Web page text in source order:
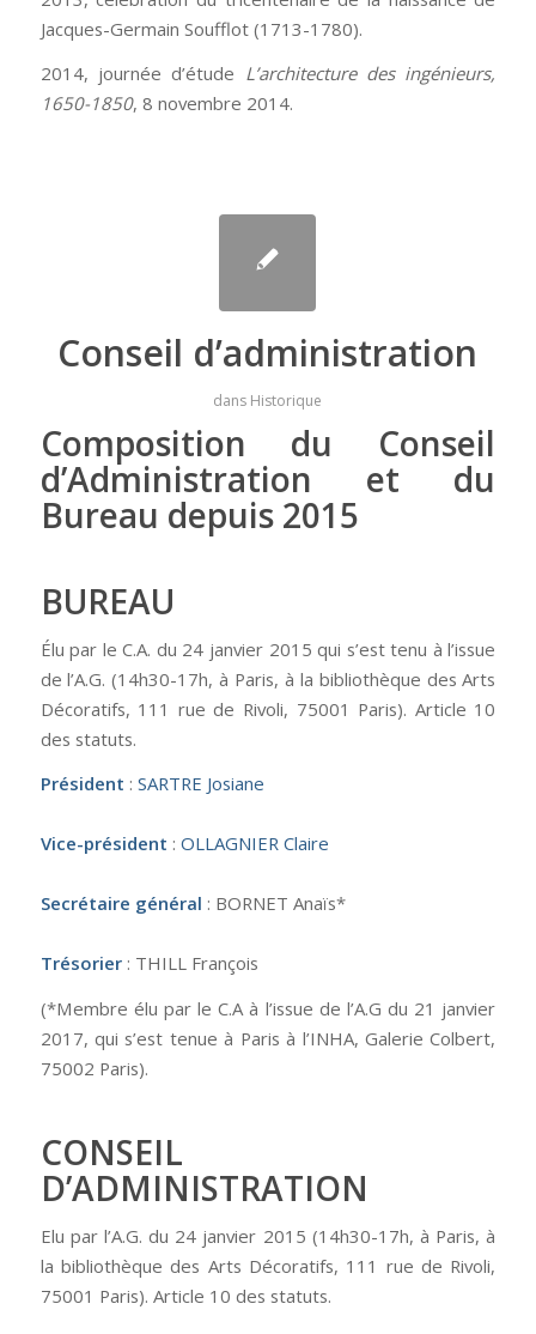
Jacques-Germain Soufflot (1713-1780).
2014, journée d’étude L’architecture des ingénieurs,
1650-1850, 8 novembre 2014.
Conseil d’administration
dans Historique
Composition du Conseil
d’Administration et du
Bureau depuis 2015
BUREAU
Élu par le C.A. du 24 janvier 2015 qui s’est tenu à l’issue
de l’A.G. (14h30-17h, à Paris, à la bibliothèque des Arts
Décoratifs, 111 rue de Rivoli, 75001 Paris). Article 10
des statuts.
Président : SARTRE Josiane
Vice-président : OLLAGNIER Claire
Secrétaire général : BORNET Anaïs*
Trésorier: THILL François
(*Membre élu par le C.A à l’issue de l’A.G du 21 janvier
2017, qui s’est tenue à Paris à l’INHA, Galerie Colbert,
75002 Paris).
CONSEIL
D’ADMINISTRATION
Elu par l’A.G. du 24 janvier 2015 (14h30-17h, à Paris, à
la bibliothèque des Arts Décoratifs, 111 rue de Rivoli,
75001 Paris). Article 10 des statuts.